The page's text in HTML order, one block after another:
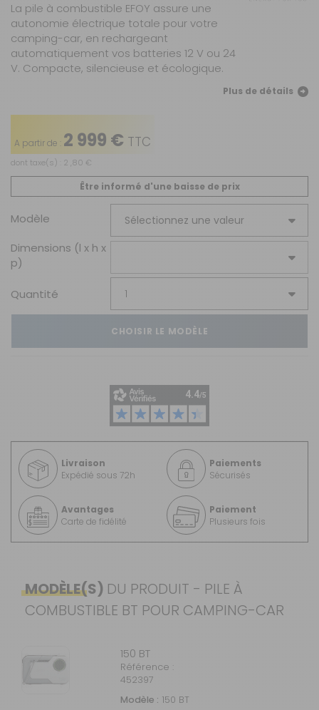
La pile à combustible EFOY assure une
autonomie électrique totale pour votre
camping-car, en rechargeant
automatiquement vos batteries 12 V ou 24
V. Compacte, silencieuse et écologique.
Plus de détails
A partir de : 2 999 € TTC
dont taxe(s) : 2 ,80 €
Être informé d'une baisse de prix
Modèle
Dimensions (l x h x
p)
Quantité
CHOISIR LE MODÈLE
Livraison
Expédié sous 72h
Paiements
Sécurisés
Avantages
Carte de fidélité
Paiement
Plusieurs fois
MODÈLE(S) DU PRODUIT - PILE À
COMBUSTIBLE BT POUR CAMPING-CAR
150 BT
Référence :
452397
Modèle : 150 BT